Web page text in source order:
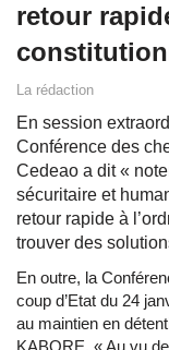
retour
La rédaction
En session
Conférence des
Cedeao a dit «
sécuritaire et
retour rapide à
trouver des
En outre, la
coup d’Etat du 24
au maintien en
KABORE. « Au vu